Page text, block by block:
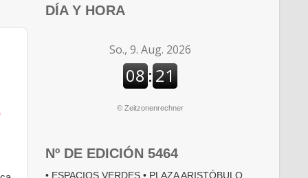
DÍA Y HORA
© Zeitzonenrechner
Nº DE EDICIÓN 5464
• ESPACIOS VERDES • PLAZA ARISTÓBULO